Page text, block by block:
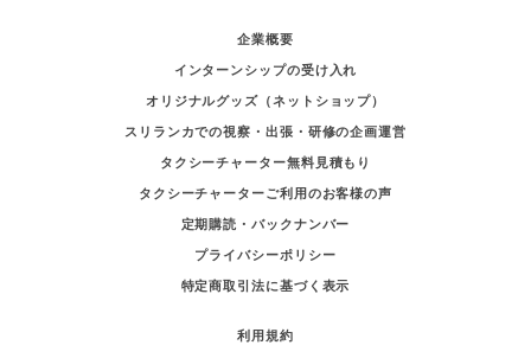
企業概要
インターンシップの受け入れ
オリジナルグッズ（ネットショップ）
スリランカでの視察・出張・研修の企画運営
タクシーチャーター無料見積もり
タクシーチャーターご利用のお客様の声
定期購読・バックナンバー
プライバシーポリシー
特定商取引法に基づく表示
利用規約